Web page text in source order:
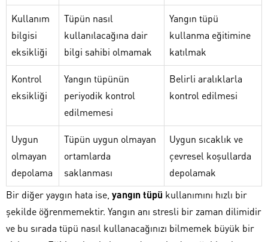
Kullanım
bilgisi
eksikliği
Tüpün nasıl
kullanılacağına dair
bilgi sahibi olmamak
Yangın tüpü
kullanma eğitimine
katılmak
Kontrol
eksikliği
Yangın tüpünün
periyodik kontrol
edilmemesi
Belirli aralıklarla
kontrol edilmesi
Uygun
olmayan
depolama
Tüpün uygun olmayan
ortamlarda
saklanması
Uygun sıcaklık ve
çevresel koşullarda
depolamak
Bir diğer yaygın hata ise, yangın tüpü kullanımını hızlı bir
şekilde öğrenmemektir. Yangın anı stresli bir zaman dilimidir
ve bu sırada tüpü nasıl kullanacağınızı bilmemek büyük bir